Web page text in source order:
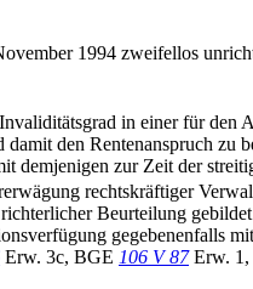
1994 zweifellos
in einer für den
den Rentenanspruch zu
demjenigen zur Zeit der
rechtskräftiger
Beurteilung
gegebenenfalls
Erw. 3c, BGE 106 V 87Erw. 1,